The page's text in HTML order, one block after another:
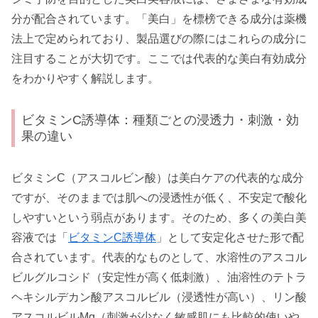
分が配合されています。「美白」を標榜できる成分は薬機
法上で定められており、製品選びの際にはこれらの成分に
注目することが大切です。ここでは代表的な美白有効成分
をわかりやすく解説します。
ビタミンC誘導体：種類ごとの浸透力・刺激・効
果の違い
ビタミンC（アスコルビン酸）は美白ケアの代表的な成分
ですが、そのままでは肌への浸透性が低く、不安定で酸化
しやすいという弱点があります。そのため、多くの美白美
容液では「 ビタミンC誘導体 」として安定化させた形で配
合されています。代表的なものとして、水溶性のアスコル
ビルグルコシド（安定性が高く低刺激）、油溶性のテトラ
ヘキシルデカン酸アスコルビル（浸透性が高い）、リン酸